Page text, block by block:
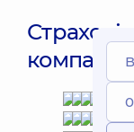
Страхові
компанії: